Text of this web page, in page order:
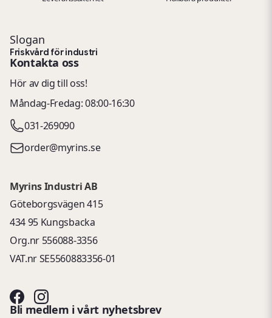
Slogan
Friskvård för industri
Kontakta oss
Hör av dig till oss!
Måndag-Fredag: 08:00-16:30
031-269090
order@myrins.se
Myrins Industri AB
Göteborgsvägen 415
434 95 Kungsbacka
Org.nr 556088-3356
VAT.nr SE5560883356-01
Bli medlem i vårt nyhetsbrev